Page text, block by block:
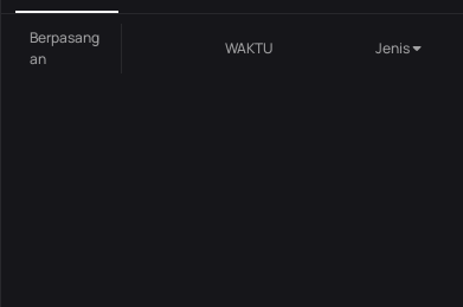
Berpasang
an
WAKTU Jenis